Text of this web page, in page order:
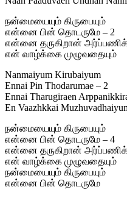
நன்மையையும் கிருபையும்
என்னை பின் தொடருமே – 2
என்னை தருகிறான்
என் வாழ்க்கை முழுவதையும்
Nanmaiyum Kirubaiyum
Ennai Pin Thodarumae – 2
Ennai Tharugiraen
En Vaazhkkai
நன்மையையும் கிருபையும்
என்னை பின் தொடருமே – 4
என்னை தருகிறான்
என் வாழ்க்கை முழுவதையும்
நன்மையையும் கிருபையும்
என்னை பின் தொடருமே